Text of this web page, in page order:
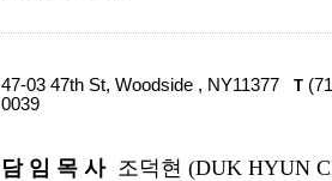
47-03 47th St, Woodside , NY11377 T
0039
담 임 목 사 조덕현 (DUK HYUN